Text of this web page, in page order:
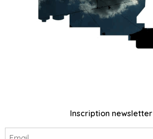
Inscription newsletter